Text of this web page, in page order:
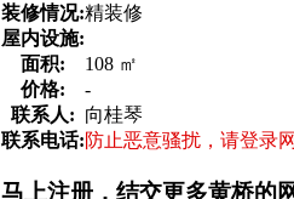
装修情况:精装修
屋内设施:
面积:
108 ㎡
价格:
-
联系人: 向桂琴
联系电话: 防止恶意骚扰，请登录
马上注册，结交更多黄桥的